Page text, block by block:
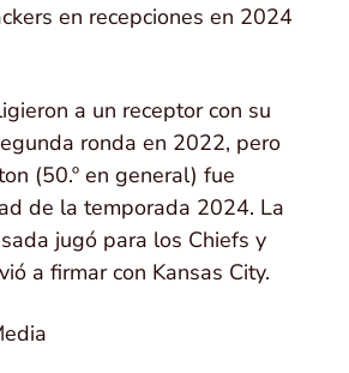
en recepciones en 2024
a un receptor con su
ronda en 2022, pero
(50.º en general) fue
de la temporada 2024. La
jugó para los Chiefs y
a firmar con Kansas City.